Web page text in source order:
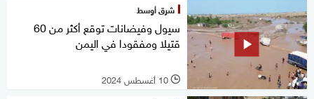
شرق أوسط
سيول وفيضانات توقع أكثر من 60
قتيلا ومفقودا في اليمن
l 10 أغسطس 2024